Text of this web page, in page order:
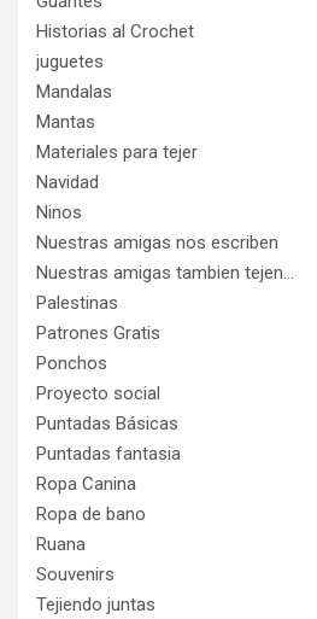
Historias al Crochet
juguetes
Mandalas
Mantas
Materiales para tejer
Navidad
Ninos
Nuestras amigas nos escriben
Nuestras amigas tambien tejen…
Palestinas
Patrones Gratis
Ponchos
Proyecto social
Puntadas Básicas
Puntadas fantasia
Ropa Canina
Ropa de bano
Ruana
Souvenirs
Tejiendo juntas